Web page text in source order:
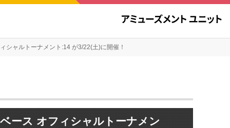
シャルトーナメント:14 が3/22(土)に開催！
ース オフィシャルトーナメン